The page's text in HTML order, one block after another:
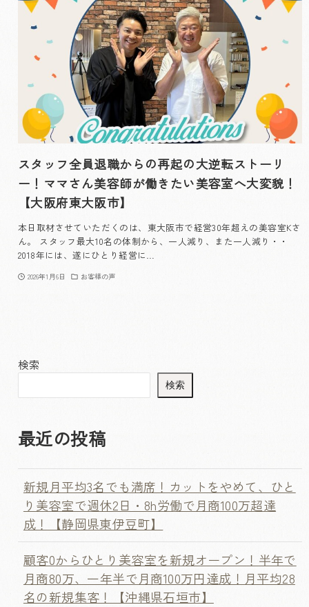
スタッフ全員退職からの再起の大逆転ストーリ
ー！ママさん美容師が働きたい美容室へ大変貌！
【大阪府東大阪市】
本日取材させていただくのは、東大阪市で経営30年超えの美容室Kさ
ん。 スタッフ最大10名の体制から、一人減り、また一人減り・・
2018年には、遂にひとり経営に…
2026年1月6日 お客様の声
検索
検索
最近の投稿
新規月平均3名でも満席！カットをやめて、ひと
り美容室で週休2日・8h労働で月商100万超達
成！【静岡県東伊豆町】
顧客0からひとり美容室を新規オープン！半年で
月商80万、一年半で月商100万円達成！月平均28
名の新規集客！【沖縄県石垣市】